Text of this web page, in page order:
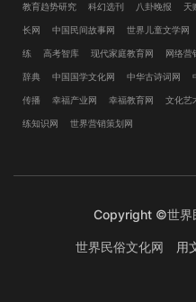
教育趋势研究 科幻选刊 八卦晚报 天
长网 中国民间故事网 世界儿童文学网
练 高考智库 现代家庭教育网 网络营
辞典 中国国学文化网 中华古诗词网
传播 幸福产业网 幸福教育网 文化艺
练知识网 世界营销策划网
Copyright ©世界
世界民俗文化网 用